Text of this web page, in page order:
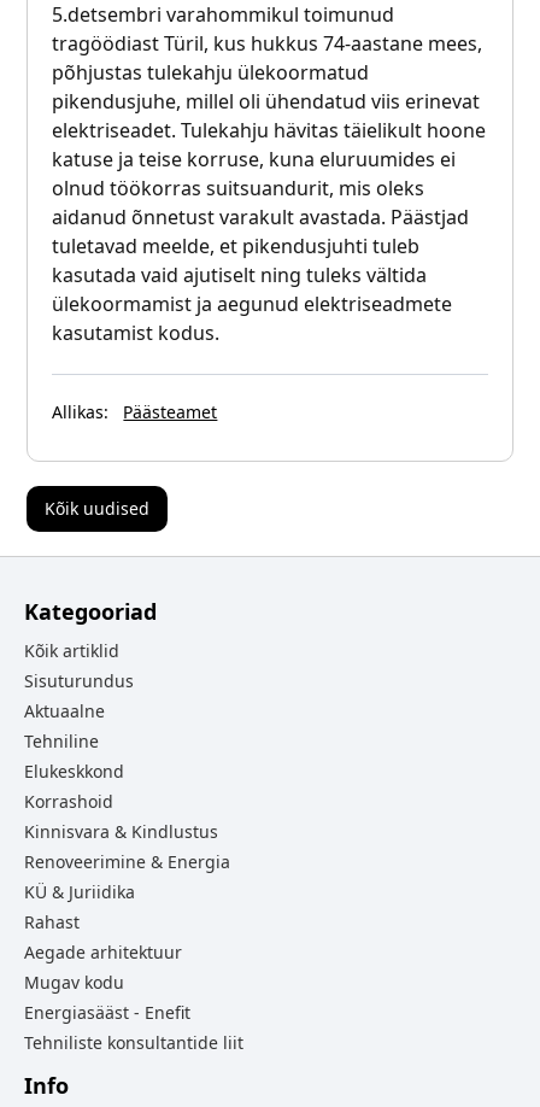
5.detsembri varahommikul toimunud
tragöödiast Türil, kus hukkus 74-aastane mees,
põhjustas tulekahju ülekoormatud
pikendusjuhe, millel oli ühendatud viis erinevat
elektriseadet. Tulekahju hävitas täielikult hoone
katuse ja teise korruse, kuna eluruumides ei
olnud töökorras suitsuandurit, mis oleks
aidanud õnnetust varakult avastada. Päästjad
tuletavad meelde, et pikendusjuhti tuleb
kasutada vaid ajutiselt ning tuleks vältida
ülekoormamist ja aegunud elektriseadmete
kasutamist kodus.
Allikas: Päästeamet
Kõik uudised
Kategooriad
Kõik artiklid
Sisuturundus
Aktuaalne
Tehniline
Elukeskkond
Korrashoid
Kinnisvara & Kindlustus
Renoveerimine & Energia
KÜ & Juriidika
Rahast
Aegade arhitektuur
Mugav kodu
Energiasääst - Enefit
Tehniliste konsultantide liit
Info